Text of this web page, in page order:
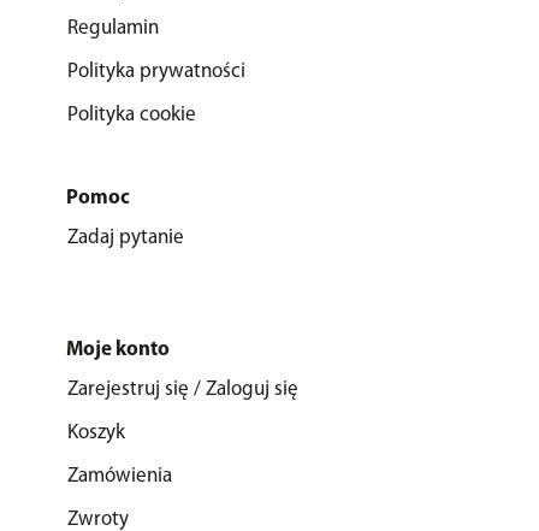
Regulamin
Polityka prywatności
Polityka cookie
Pomoc
Zadaj pytanie
Moje konto
Zarejestruj się / Zaloguj się
Koszyk
Zamówienia
Zwroty